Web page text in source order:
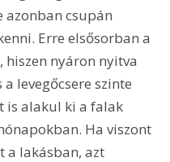
azonban csupán
Erre elsősorban a
hiszen nyáron nyitva
levegőcsere szinte
is alakul ki a falak
Ha viszont
a lakásban, azt